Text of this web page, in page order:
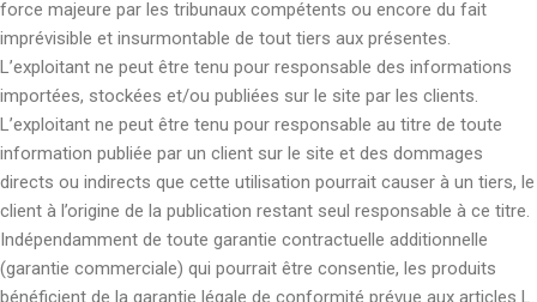
force majeure par les tribunaux compétents ou encore du fait
imprévisible et insurmontable de tout tiers aux présentes.
L’exploitant ne peut être tenu pour responsable des informations
importées, stockées et/ou publiées sur le site par les clients.
L’exploitant ne peut être tenu pour responsable au titre de toute
information publiée par un client sur le site et des dommages
directs ou indirects que cette utilisation pourrait causer à un tiers, le
client à l’origine de la publication restant seul responsable à ce titre.
Indépendamment de toute garantie contractuelle additionnelle
(garantie commerciale) qui pourrait être consentie, les produits
bénéficient de la garantie légale de conformité prévue aux articles L.